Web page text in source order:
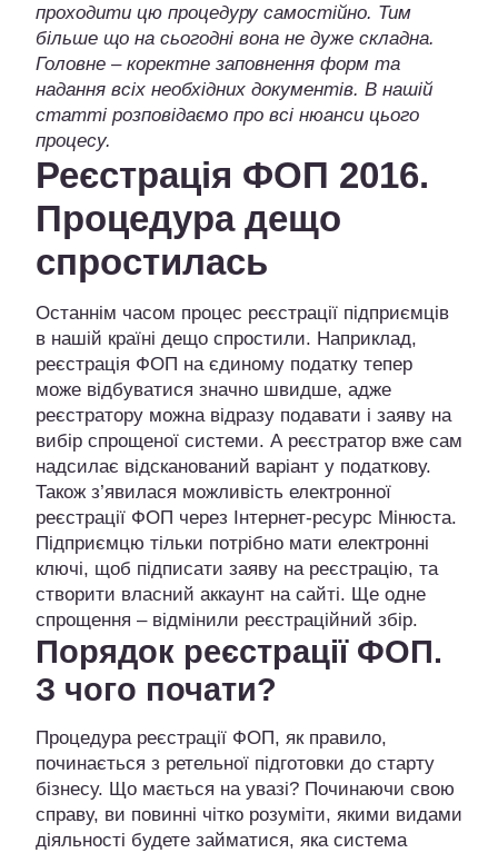
проходити цю процедуру самостійно. Тим
більше що на сьогодні вона не дуже складна.
Головне – коректне заповнення форм та
надання всіх необхідних документів. В нашій
статті розповідаємо про всі нюанси цього
процесу.
Реєстрація ФОП 2016.
Процедура дещо
спростилась
Останнім часом процес реєстрації підприємців
в нашій країні дещо спростили. Наприклад,
реєстрація ФОП на єдиному податку тепер
може відбуватися значно швидше, адже
реєстратору можна відразу подавати і заяву на
вибір спрощеної системи. А реєстратор вже сам
надсилає відсканований варіант у податкову.
Також з’явилася можливість електронної
реєстрації ФОП через Інтернет-ресурс Мінюста.
Підприємцю тільки потрібно мати електронні
ключі, щоб підписати заяву на реєстрацію, та
створити власний аккаунт на сайті. Ще одне
спрощення – відмінили реєстраційний збір.
Порядок реєстрації ФОП.
З чого почати?
Процедура реєстрації ФОП, як правило,
починається з ретельної підготовки до старту
бізнесу. Що мається на увазі? Починаючи свою
справу, ви повинні чітко розуміти, якими видами
діяльності будете займатися, яка система